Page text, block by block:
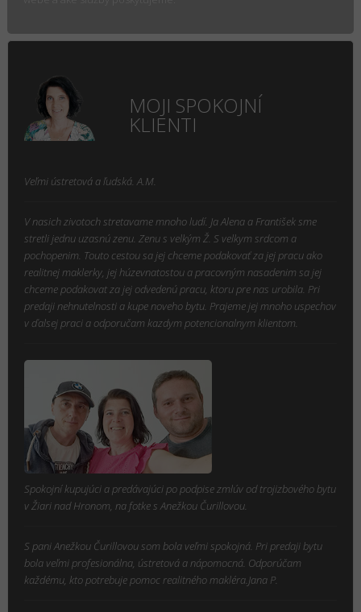
MOJI SPOKOJNÍ
KLIENTI
Veľmi ústretová a ľudská. A.M.
V nasich zivotoch stretavame mnoho ludí. Ja Alena a František sme
stretli jednu uzasnú zenu. Zenu s velkým Ž. S velkym srdcom a
pochopenim. Touto cestou sa jej chceme podakovať za jej pracu ako
realitnej maklerky, jej húzevnatostou a pracovným nasadenim sa jej
chceme podakovat za jej odvedenú pracu, ktoru pre nas urobila. Pri
predaji nehnutelnosti a kupe noveho bytu. Prajeme jej mnoho uspechov
v ďalsej praci a odporučam kazdym potencionalnym klientom.
Spokojní kupujúci a predávajúci po podpise zmlúv od trojizbového bytu
v Žiari nad Hronom, na fotke s Anežkou Čurillovou.
S pani Anežkou Čurillovou som bola veľmi spokojná. Pri predaji bytu
bola veľmi profesionálna, ústretová a nápomocná. Odporúčam
každému, kto potrebuje pomoc realitného makléra.Jana P.